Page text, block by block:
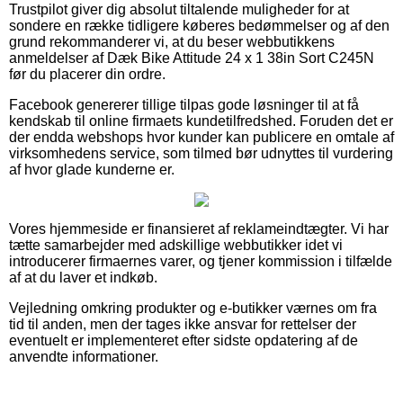
Trustpilot giver dig absolut tiltalende muligheder for at
sondere en række tidligere køberes bedømmelser og af den
grund rekommanderer vi, at du beser webbutikkens
anmeldelser af Dæk Bike Attitude 24 x 1 38in Sort C245N
før du placerer din ordre.
Facebook genererer tillige tilpas gode løsninger til at få
kendskab til online firmaets kundetilfredshed. Foruden det er
der endda webshops hvor kunder kan publicere en omtale af
virksomhedens service, som tilmed bør udnyttes til vurdering
af hvor glade kunderne er.
Vores hjemmeside er finansieret af reklameindtægter. Vi har
tætte samarbejder med adskillige webbutikker idet vi
introducerer firmaernes varer, og tjener kommission i tilfælde
af at du laver et indkøb.
Vejledning omkring produkter og e-butikker værnes om fra
tid til anden, men der tages ikke ansvar for rettelser der
eventuelt er implementeret efter sidste opdatering af de
anvendte informationer.